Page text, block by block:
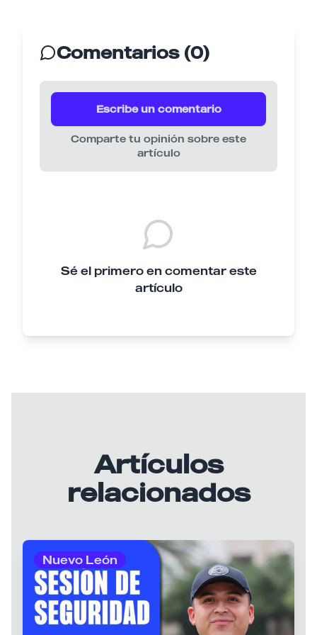
Comentarios (0)
Escribe un comentario
Comparte tu opinión sobre este
artículo
Sé el primero en comentar este
artículo
Artículos
relacionados
Nuevo León